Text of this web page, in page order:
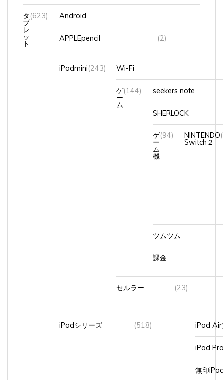
タ
ブ
レ
ッ
ト
(623) Android
APPLEpencil (2)
iPadmini (243) Wi-Fi
ゲ
ー
ム
(144) seekers note
SHERLOCK
ゲ
ー
ム
機
(94) NINTENDO
Switch２
課金
(23)
iPadシリーズ (518) iPad Air
iPad Pro
無印